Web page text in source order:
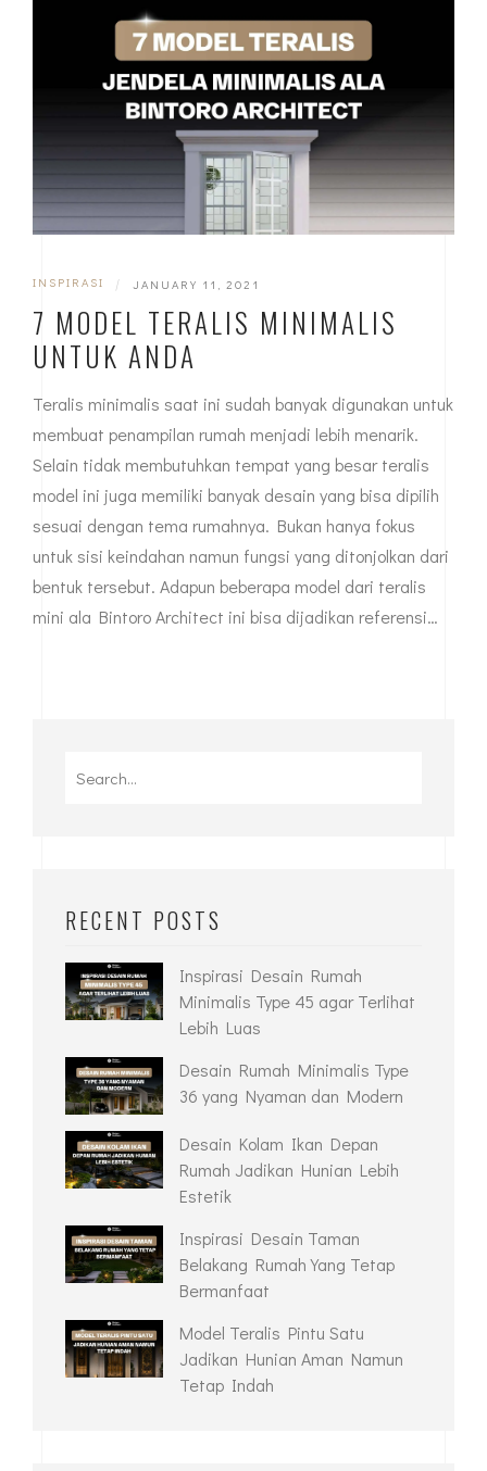
INSPIRASI | JANUARY 11, 2021
7 MODEL TERALIS MINIMALIS
UNTUK ANDA
Teralis minimalis saat ini sudah banyak digunakan untuk
membuat penampilan rumah menjadi lebih menarik.
Selain tidak membutuhkan tempat yang besar teralis
model ini juga memiliki banyak desain yang bisa dipilih
sesuai dengan tema rumahnya. Bukan hanya fokus
untuk sisi keindahan namun fungsi yang ditonjolkan dari
bentuk tersebut. Adapun beberapa model dari teralis
mini ala Bintoro Architect ini bisa dijadikan referensi…
RECENT POSTS
Inspirasi Desain Rumah
Minimalis Type 45 agar Terlihat
Lebih Luas
Desain Rumah Minimalis Type
36 yang Nyaman dan Modern
Desain Kolam Ikan Depan
Rumah Jadikan Hunian Lebih
Estetik
Inspirasi Desain Taman
Belakang Rumah Yang Tetap
Bermanfaat
Model Teralis Pintu Satu
Jadikan Hunian Aman Namun
Tetap Indah